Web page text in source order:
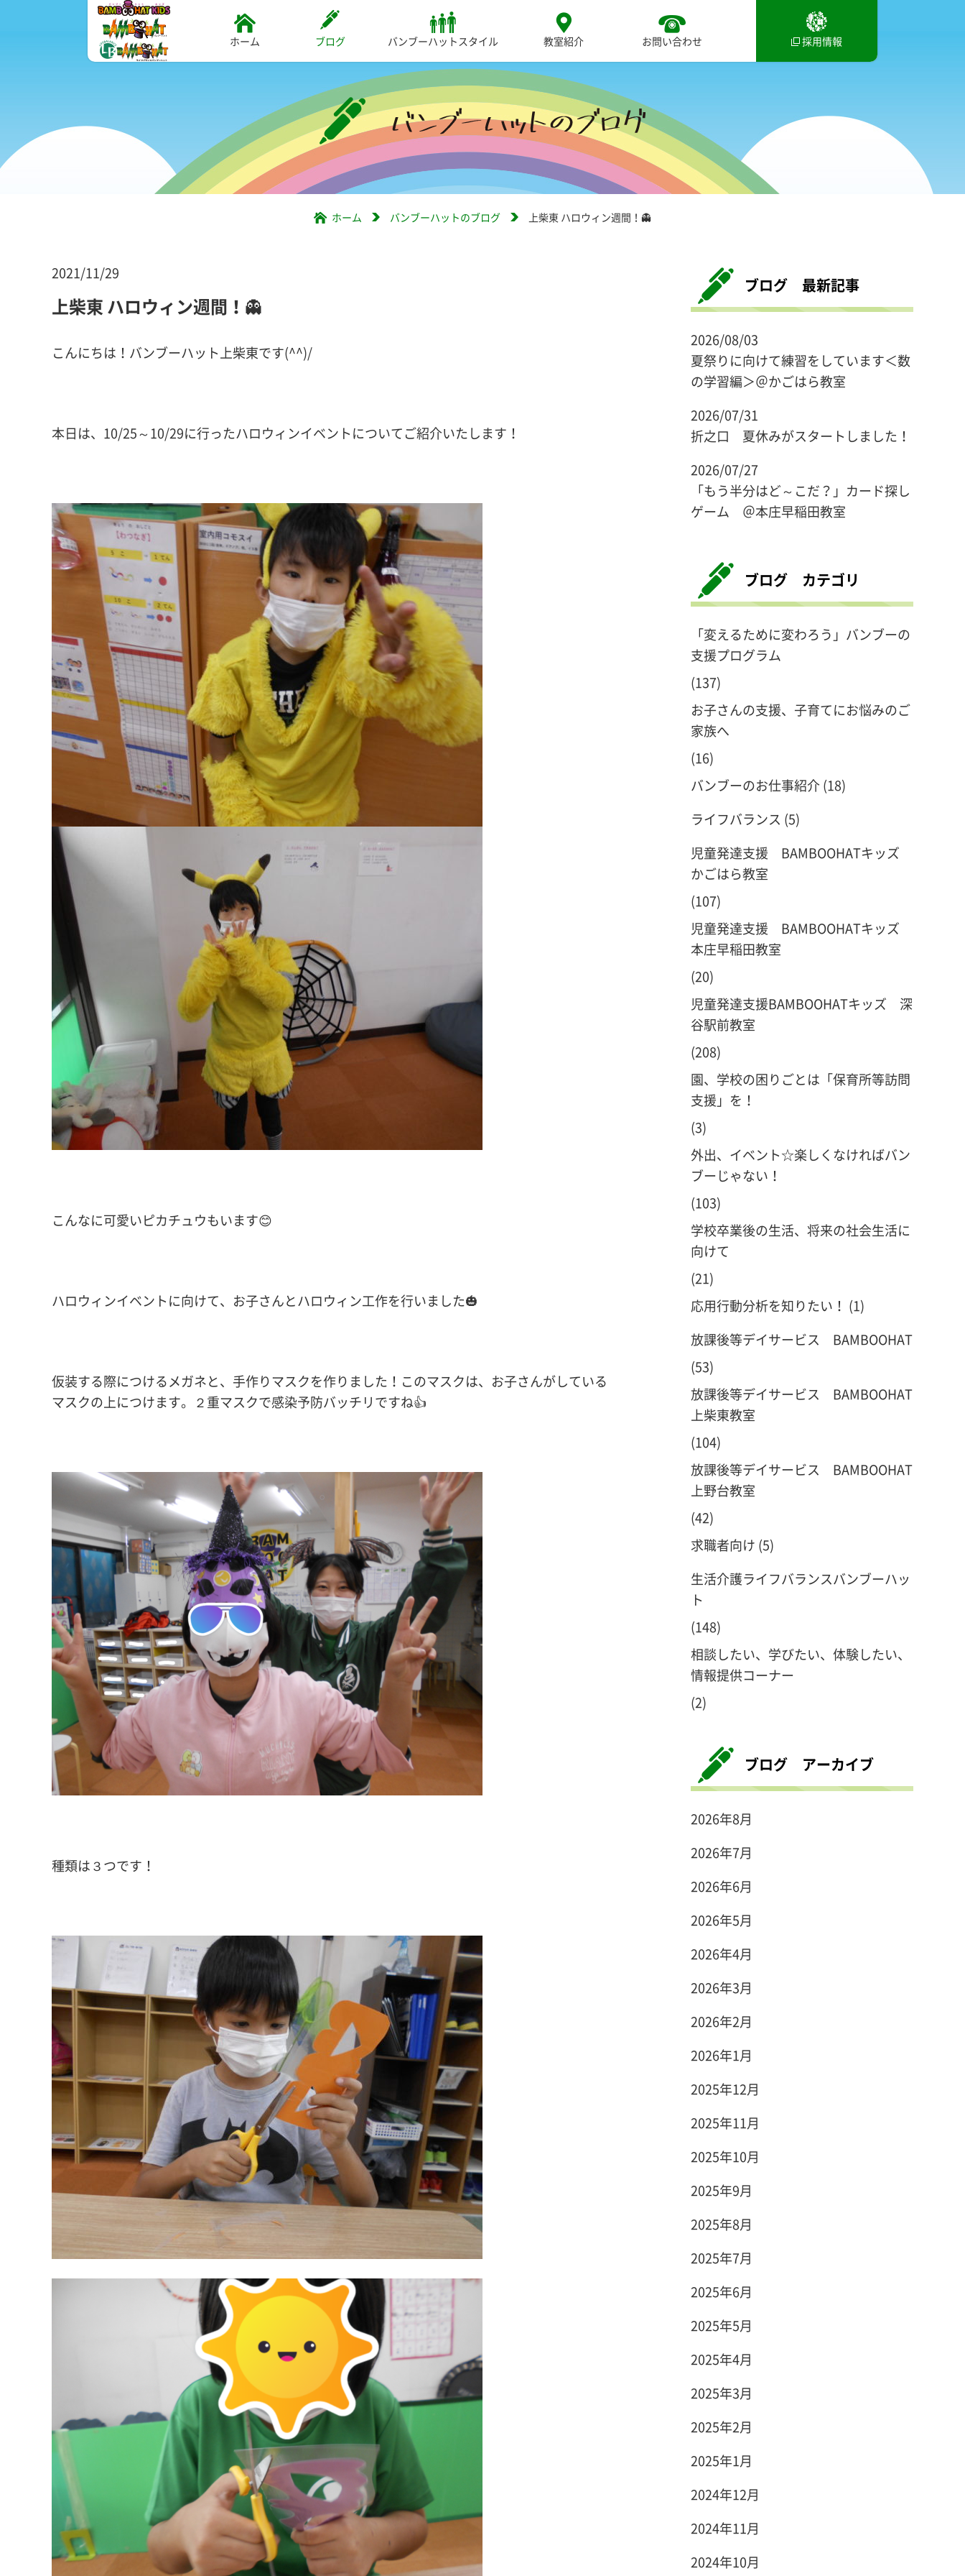
ホーム ブログ バンブーハットスタイル 教室紹介 お問い合わせ 採用情報
ホーム バンブーハットのブログ 上柴東 ハロウィン週間！👻
2021/11/29
上柴東 ハロウィン週間！👻
こんにちは！バンブーハット上柴東です(^^)/
本日は、10/25～10/29に行ったハロウィンイベントについてご紹介いたします！
こんなに可愛いピカチュウもいます😊
ハロウィンイベントに向けて、お子さんとハロウィン工作を行いました🎃
仮装する際につけるメガネと、手作りマスクを作りました！このマスクは、お子さんがしている
マスクの上につけます。２重マスクで感染予防バッチリですね👍
種類は３つです！
ブログ 最新記事
2026/08/03
夏祭りに向けて練習をしています＜数
の学習編＞＠かごはら教室
2026/07/31
折之口 夏休みがスタートしました！
2026/07/27
「もう半分はど～こだ？」カード探し
ゲーム ＠本庄早稲田教室
ブログ カテゴリ
「変えるために変わろう」バンブーの
支援プログラム
(137)
お子さんの支援、子育てにお悩みのご
家族へ
(16)
バンブーのお仕事紹介(18)
ライフバランス (5)
児童発達支援 BAMBOOHATキッズ
かごはら教室
(107)
児童発達支援 BAMBOOHATキッズ
本庄早稲田教室
(20)
児童発達支援BAMBOOHATキッズ 深
谷駅前教室
(208)
園、学校の困りごとは「保育所等訪問
支援」を！
(3)
外出、イベント☆楽しくなければバン
ブーじゃない！
(103)
学校卒業後の生活、将来の社会生活に
向けて
(21)
応用行動分析を知りたい！ (1)
放課後等デイサービス BAMBOOHAT
(53)
放課後等デイサービス BAMBOOHAT
上柴東教室
(104)
放課後等デイサービス BAMBOOHAT
上野台教室
(42)
求職者向け (5)
生活介護ライフバランスバンブーハッ
ト
(148)
相談したい、学びたい、体験したい、
情報提供コーナー
(2)
ブログ アーカイブ
2026年8月
2026年7月
2026年6月
2026年5月
2026年4月
2026年3月
2026年2月
2026年1月
2025年12月
2025年11月
2025年10月
2025年9月
2025年8月
2025年7月
2025年6月
2025年5月
2025年4月
2025年3月
2025年2月
2025年1月
2024年12月
2024年11月
2024年10月